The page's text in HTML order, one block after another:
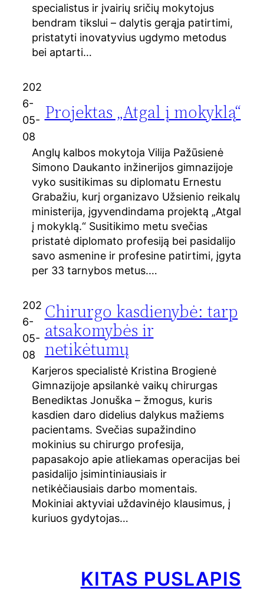
specialistus ir įvairių sričių mokytojus
bendram tikslui – dalytis gerąja patirtimi,
pristatyti inovatyvius ugdymo metodus
bei aptarti…
202
6-
05-
08
Projektas „Atgal į mokyklą“
Anglų kalbos mokytoja Vilija Pažūsienė
Simono Daukanto inžinerijos gimnazijoje
vyko susitikimas su diplomatu Ernestu
Grabažiu, kurį organizavo Užsienio reikalų
ministerija, įgyvendindama projektą „Atgal
į mokyklą.“ Susitikimo metu svečias
pristatė diplomato profesiją bei pasidalijo
savo asmenine ir profesine patirtimi, įgyta
per 33 tarnybos metus.…
202
6-
05-
08
Chirurgo kasdienybė: tarp
atsakomybės ir
netikėtumų
Karjeros specialistė Kristina Brogienė
Gimnazijoje apsilankė vaikų chirurgas
Benediktas Jonuška – žmogus, kuris
kasdien daro didelius dalykus mažiems
pacientams. Svečias supažindino
mokinius su chirurgo profesija,
papasakojo apie atliekamas operacijas bei
pasidalijo įsimintiniausiais ir
netikėčiausiais darbo momentais.
Mokiniai aktyviai uždavinėjo klausimus, į
kuriuos gydytojas…
KITAS PUSLAPIS